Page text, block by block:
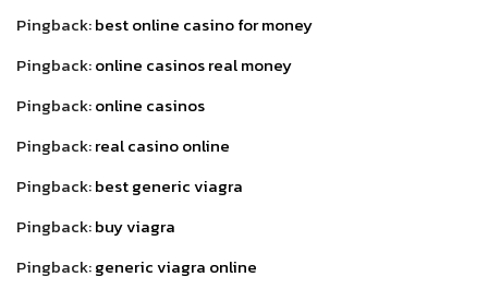
Pingback:best online casino for money
Pingback:online casinos real money
Pingback:online casinos
Pingback:real casino online
Pingback:best generic viagra
Pingback:buy viagra
Pingback:generic viagra online